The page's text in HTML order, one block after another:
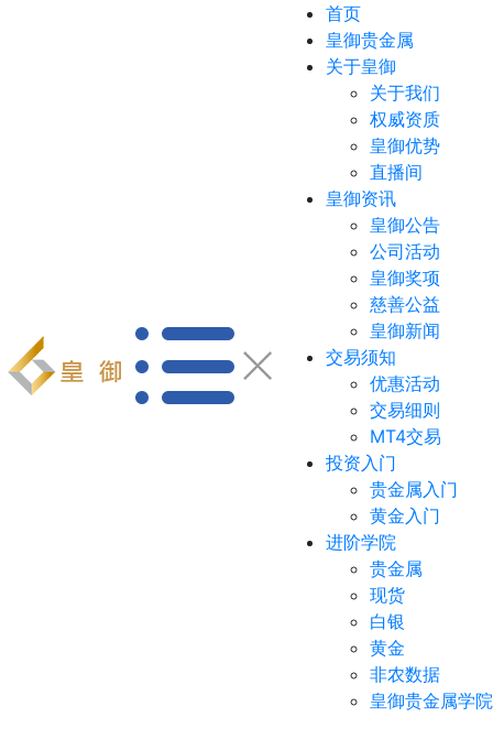
首页
皇御贵金属
关于皇御
关于我们
权威资质
皇御优势
直播间
皇御资讯
皇御公告
公司活动
皇御奖项
慈善公益
皇御新闻
交易须知
优惠活动
交易细则
MT4交易
投资入门
贵金属入门
黄金入门
进阶学院
贵金属
现货
白银
黄金
非农数据
皇御贵金属学院